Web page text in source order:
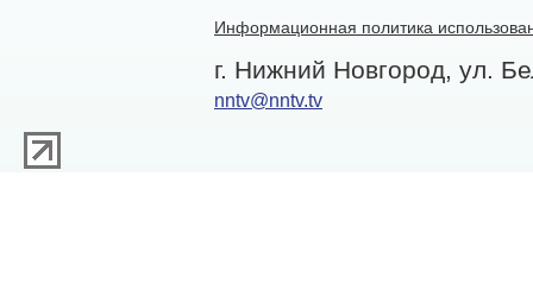
Информационная политика
г. Нижний Новгород, ул.
nntv@nntv.tv